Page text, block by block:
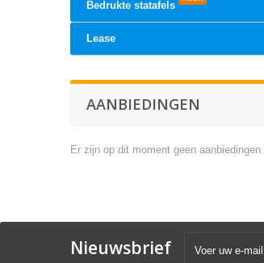
Bedrukte statafels
Lease
AANBIEDINGEN
Er zijn op dit moment geen aanbiedingen.
Nieuwsbrief